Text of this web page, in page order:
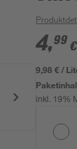
4,99 €
9,98 € /
inkl. 19%